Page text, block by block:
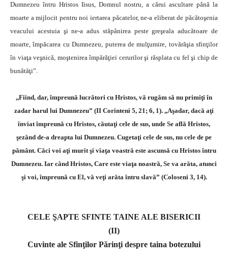
Dumnezeu întru Hristos Iisus, Domnul nostru, a cărui ascultare până la
moarte a mijlocit pentru noi iertarea păcatelor, ne-a eliberat de păcătoşenia
veacului acestuia şi ne-a adus stăpânirea peste greşeala aducătoare de
moarte, împăcarea cu Dumnezeu, puterea de mulţumire, tovărăşia sfinţilor
în viaţa veşnică, moştenirea împărăţiei cerurilor şi răsplata cu fel şi chip de
bunătăţi”.
,,Fiind, dar, împreună lucrători cu Hristos, vă rugăm să nu primiţi în
zadar harul lui Dumnezeu” (II Corinteni 5, 21; 6, 1). ,,Aşadar, dacă aţi
înviat împreună cu Hristos, căutaţi cele de sus, unde Se află Hristos,
şezând de-a dreapta lui Dumnezeu. Cugetaţi cele de sus, nu cele de pe
pământ. Căci voi aţi murit şi viaţa voastră este ascunsă cu Hristos întru
Dumnezeu. Iar când Hristos, Care este viaţa noastră, Se va arăta, atunci
şi voi, împreună cu El, vă veţi arăta întru slavă” (Coloseni 3, 14).
CELE ŞAPTE SFINTE TAINE ALE BISERICII
(II)
Cuvinte ale Sfinţilor Părinţi despre taina botezului